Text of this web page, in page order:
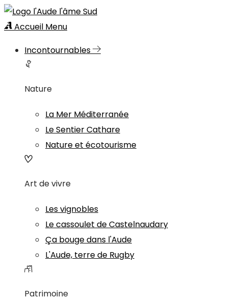
Accueil Menu
Incontournables
Nature
La Mer Méditerranée
Le Sentier Cathare
Nature et écotourisme
Art de vivre
Les vignobles
Le cassoulet de Castelnaudary
Ça bouge dans l'Aude
L'Aude, terre de Rugby
Patrimoine